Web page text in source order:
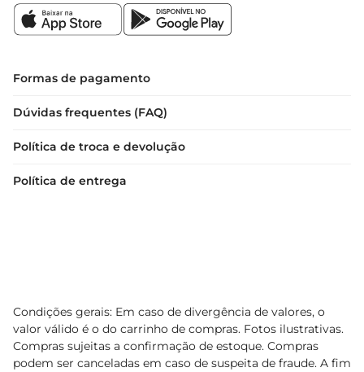
Formas de pagamento
Dúvidas frequentes (FAQ)
Política de troca e devolução
Política de entrega
Condições gerais: Em caso de divergência de valores, o
valor válido é o do carrinho de compras. Fotos ilustrativas.
Compras sujeitas a confirmação de estoque. Compras
podem ser canceladas em caso de suspeita de fraude. A fim